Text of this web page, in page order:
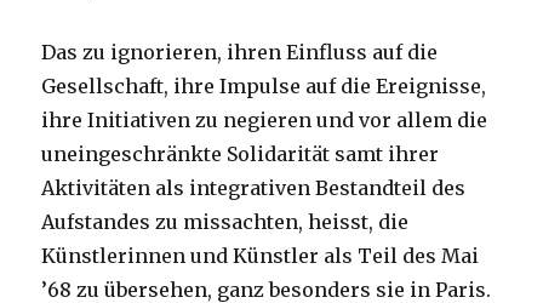
Das zu ignorieren, ihren Einfluss auf die
Gesellschaft, ihre Impulse auf die Ereignisse,
ihre Initiativen zu negieren und vor allem die
uneingeschränkte Solidarität samt ihrer
Aktivitäten als integrativen Bestandteil des
Aufstandes zu missachten, heisst, die
Künstlerinnen und Künstler als Teil des Mai
’68 zu übersehen, ganz besonders sie in Paris.